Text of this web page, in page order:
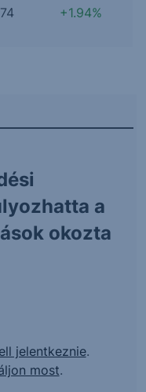
+1.94%
a
okozta
jelentkeznie.
most.